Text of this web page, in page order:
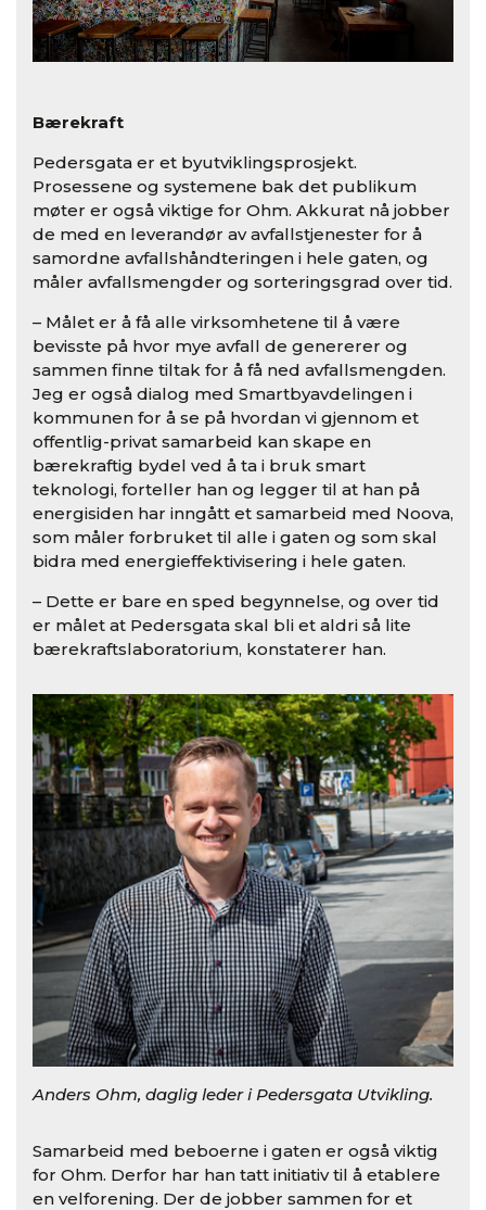
Bærekraft
Pedersgata er et byutviklingsprosjekt.
Prosessene og systemene bak det publikum
møter er også viktige for Ohm. Akkurat nå jobber
de med en leverandør av avfallstjenester for å
samordne avfallshåndteringen i hele gaten, og
måler avfallsmengder og sorteringsgrad over tid.
– Målet er å få alle virksomhetene til å være
bevisste på hvor mye avfall de genererer og
sammen finne tiltak for å få ned avfallsmengden.
Jeg er også dialog med Smartbyavdelingen i
kommunen for å se på hvordan vi gjennom et
offentlig-privat samarbeid kan skape en
bærekraftig bydel ved å ta i bruk smart
teknologi, forteller han og legger til at han på
energisiden har inngått et samarbeid med Noova,
som måler forbruket til alle i gaten og som skal
bidra med energieffektivisering i hele gaten.
– Dette er bare en sped begynnelse, og over tid
er målet at Pedersgata skal bli et aldri så lite
bærekraftslaboratorium, konstaterer han.
Anders Ohm, daglig leder i Pedersgata Utvikling.
Samarbeid med beboerne i gaten er også viktig
for Ohm. Derfor har han tatt initiativ til å etablere
en velforening. Der de jobber sammen for et